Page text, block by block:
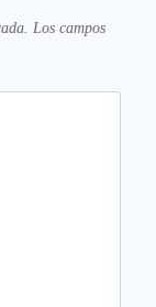
Los campos